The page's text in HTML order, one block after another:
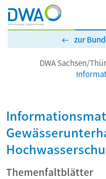
zur
DWA Sachsen/
Themenfaltblätter